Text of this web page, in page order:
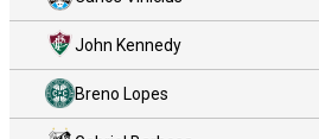
John Kennedy
Breno Lopes